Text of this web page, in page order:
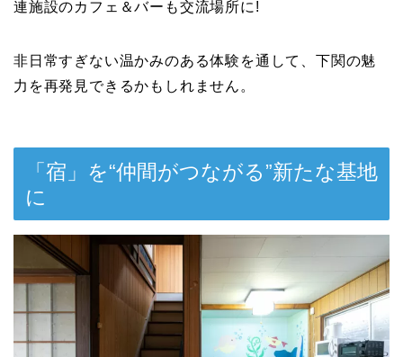
連施設のカフェ＆バーも交流場所に!
非日常すぎない温かみのある体験を通して、下関の魅
力を再発見できるかもしれません。
「宿」を“仲間がつながる”新たな基地
に